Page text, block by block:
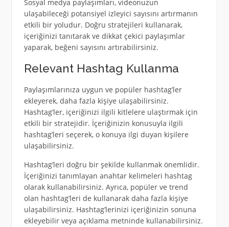
Sosyal medya paylaşımları, videonuzun
ulaşabileceği potansiyel izleyici sayısını artırmanın
etkili bir yoludur. Doğru stratejileri kullanarak,
içeriğinizi tanıtarak ve dikkat çekici paylaşımlar
yaparak, beğeni sayısını artırabilirsiniz.
Relevant Hashtag Kullanma
Paylaşımlarınıza uygun ve popüler hashtag’ler
ekleyerek, daha fazla kişiye ulaşabilirsiniz.
Hashtag’ler, içeriğinizi ilgili kitlelere ulaştırmak için
etkili bir stratejidir. İçeriğinizin konusuyla ilgili
hashtag’leri seçerek, o konuya ilgi duyan kişilere
ulaşabilirsiniz.
Hashtag’leri doğru bir şekilde kullanmak önemlidir.
İçeriğinizi tanımlayan anahtar kelimeleri hashtag
olarak kullanabilirsiniz. Ayrıca, popüler ve trend
olan hashtag’leri de kullanarak daha fazla kişiye
ulaşabilirsiniz. Hashtag’lerinizi içeriğinizin sonuna
ekleyebilir veya açıklama metninde kullanabilirsiniz.